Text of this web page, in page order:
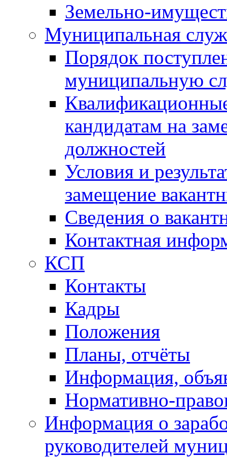
Земельно-
Муниципальная
Порядок
муниципальную
кандидатам на
должностей
Условия и
замещение
Сведения о
Контактная
КСП
Контакты
Кадры
Положения
Планы, отчёты
Информация,
Нормативно-
Информация о
руководителей